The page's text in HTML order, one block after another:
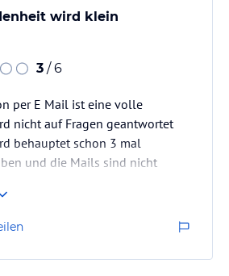
wird klein
3 / 6
per E Mail ist eine volle
nicht auf Fragen geantwortet
behauptet schon 3 mal
und die Mails sind nicht